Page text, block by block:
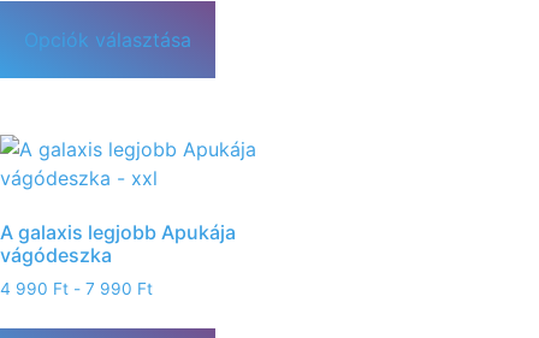
Opciók választása
A galaxis legjobb Apukája
vágódeszka
4 990 Ft - 7 990 Ft